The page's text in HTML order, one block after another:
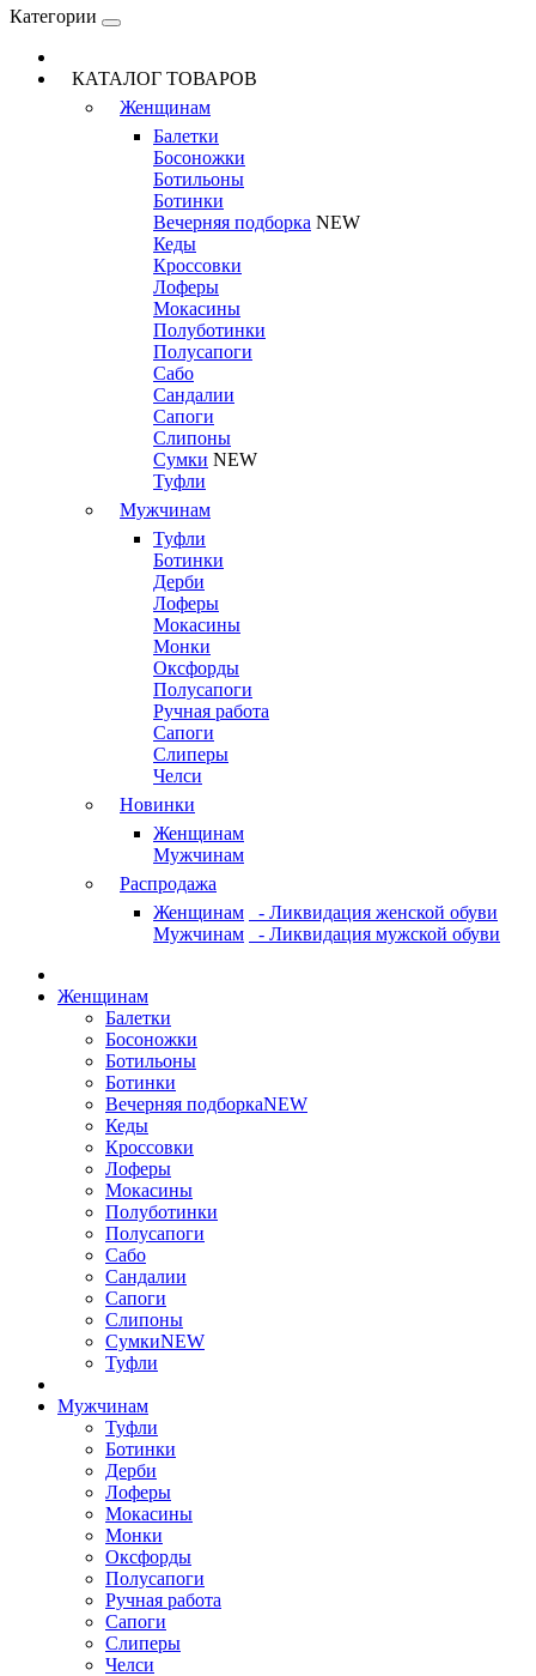
Категории
КАТАЛОГ ТОВАРОВ
Женщинам
Балетки
Босоножки
Ботильоны
Ботинки
Вечерняя подборка NEW
Кеды
Кроссовки
Лоферы
Мокасины
Полуботинки
Полусапоги
Сабо
Сандалии
Сапоги
Слипоны
Сумки NEW
Туфли
Мужчинам
Туфли
Ботинки
Дерби
Лоферы
Мокасины
Монки
Оксфорды
Полусапоги
Ручная работа
Сапоги
Слиперы
Челси
Новинки
Женщинам
Мужчинам
Распродажа
Женщинам
- Ликвидация женской обуви
Мужчинам
- Ликвидация мужской обуви
Женщинам
Балетки
Босоножки
Ботильоны
Ботинки
Вечерняя подборкаNEW
Кеды
Кроссовки
Лоферы
Мокасины
Полуботинки
Полусапоги
Сабо
Сандалии
Сапоги
Слипоны
СумкиNEW
Туфли
Мужчинам
Туфли
Ботинки
Дерби
Лоферы
Мокасины
Монки
Оксфорды
Полусапоги
Ручная работа
Сапоги
Слиперы
Челси